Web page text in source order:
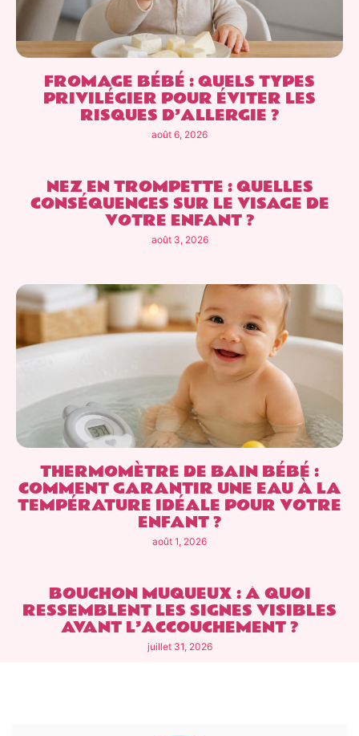
FROMAGE BÉBÉ : QUELS TYPES
PRIVILÉGIER POUR ÉVITER LES
RISQUES D’ALLERGIE ?
août 6, 2026
NEZ EN TROMPETTE : QUELLES
CONSÉQUENCES SUR LE VISAGE DE
VOTRE ENFANT ?
août 3, 2026
THERMOMÈTRE DE BAIN BÉBÉ :
COMMENT GARANTIR UNE EAU À LA
TEMPÉRATURE IDÉALE POUR VOTRE
ENFANT ?
août 1, 2026
BOUCHON MUQUEUX : À QUOI
RESSEMBLENT LES SIGNES VISIBLES
AVANT L’ACCOUCHEMENT ?
juillet 31, 2026